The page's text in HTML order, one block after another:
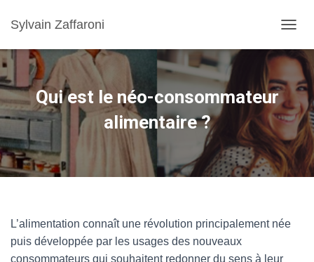
Sylvain Zaffaroni
Qui est le néo-consommateur
alimentaire ?
L’alimentation connaît une révolution principalement née
puis développée par les usages des nouveaux
consommateurs qui souhaitent redonner du sens à leur